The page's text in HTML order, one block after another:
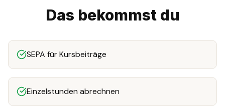
Das bekommst du
SEPA für Kursbeiträge
Einzelstunden abrechnen